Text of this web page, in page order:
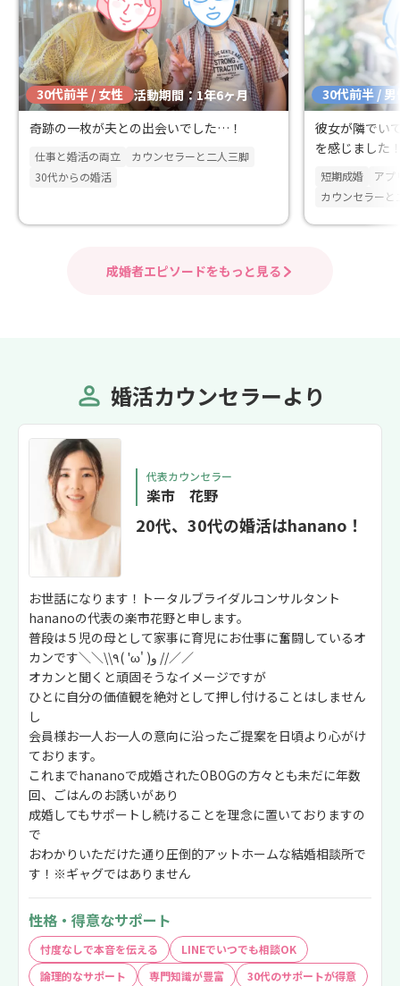
30代前半 / 女性 活動期間：1年6ヶ月
奇跡の一枚が夫との出会いでした…！
仕事と婚活の両立
カウンセラーと二人三脚
30代からの婚活
30代前半 / 男
彼女が隣でい
を感じました
短期成婚
アプ
カウンセラーと
成婚者エピソードをもっと見る
婚活カウンセラーより
代表カウンセラー
楽市 花野
20代、30代の婚活はhanano！
お世話になります！トータルブライダルコンサルタント
hananoの代表の楽市花野と申します。
普段は５児の母として家事に育児にお仕事に奮闘しているオ
カンです＼＼\\٩( 'ω' )و //／／
オカンと聞くと頑固そうなイメージですが
ひとに自分の価値観を絶対として押し付けることはしません
し
会員様お一人お一人の意向に沿ったご提案を日頃より心がけ
ております。
これまでhananoで成婚されたOBOGの方々とも未だに年数
回、ごはんのお誘いがあり
成婚してもサポートし続けることを理念に置いておりますの
で
おわかりいただけた通り圧倒的アットホームな結婚相談所で
す！※ギャグではありません
性格・得意なサポート
忖度なしで本音を伝える
LINEでいつでも相談OK
論理的なサポート
専門知識が豊富 30代のサポートが得意